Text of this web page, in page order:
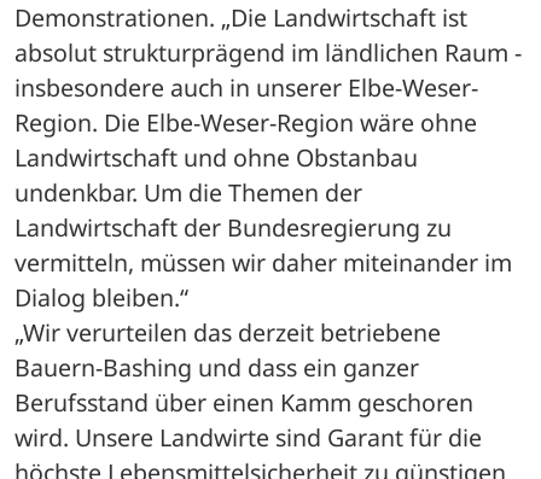
Demonstrationen. „Die Landwirtschaft ist
absolut strukturprägend im ländlichen Raum -
insbesondere auch in unserer Elbe-Weser-
Region. Die Elbe-Weser-Region wäre ohne
Landwirtschaft und ohne Obstanbau
undenkbar. Um die Themen der
Landwirtschaft der Bundesregierung zu
vermitteln, müssen wir daher miteinander im
Dialog bleiben.“
„Wir verurteilen das derzeit betriebene
Bauern-Bashing und dass ein ganzer
Berufsstand über einen Kamm geschoren
wird. Unsere Landwirte sind Garant für die